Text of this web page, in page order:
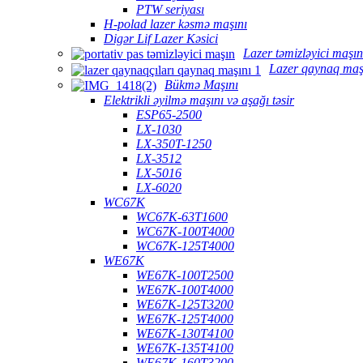
PTW seriyası
H-polad lazer kəsmə maşını
Digər Lif Lazer Kəsici
Lazer təmizləyici maşın
Lazer qaynaq
Bükmə Maşını
Elektrikli əyilmə maşını və aşağı təsir
ESP65-2500
LX-1030
LX-350T-1250
LX-3512
LX-5016
LX-6020
WC67K
WC67K-63T1600
WC67K-100T4000
WC67K-125T4000
WE67K
WE67K-100T2500
WE67K-100T4000
WE67K-125T3200
WE67K-125T4000
WE67K-130T4100
WE67K-135T4100